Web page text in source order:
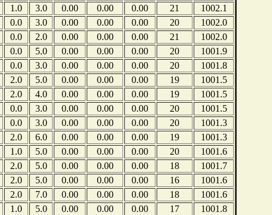
1.0 3.0 0.00 0.00 0.00 21
1002.1
0.0 3.0 0.00 0.00 0.00 20
1002.0
0.0 2.0 0.00 0.00 0.00 21
1002.0
0.0 5.0 0.00 0.00 0.00 20
1001.9
0.0 3.0 0.00 0.00 0.00 20
1001.8
2.0 5.0 0.00 0.00 0.00 19
1001.5
2.0 4.0 0.00 0.00 0.00 19
1001.5
0.0 3.0 0.00 0.00 0.00 20
1001.5
0.0 3.0 0.00 0.00 0.00 20
1001.3
2.0 6.0 0.00 0.00 0.00 19
1001.3
1.0 5.0 0.00 0.00 0.00 20
1001.6
2.0 5.0 0.00 0.00 0.00 18
1001.7
2.0 5.0 0.00 0.00 0.00 16
1001.6
2.0 7.0 0.00 0.00 0.00 18
1001.6
1.0 5.0 0.00 0.00 0.00 17
1001.8